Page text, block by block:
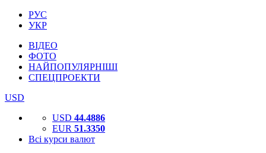
РУС
УКР
ВІДЕО
ФОТО
НАЙПОПУЛЯРНІШІ
СПЕЦПРОЕКТИ
USD
USD 44.4886
EUR 51.3350
Всі курси валют